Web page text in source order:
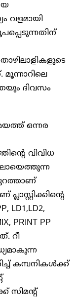
വളമായി
ദിവസം
ഒന്നര
വിവിധ
പുറത്താണ്
LD1,LD2,
PRINT PP
റീ
കമ്പനികൾക്ക്
സിമന്റ്